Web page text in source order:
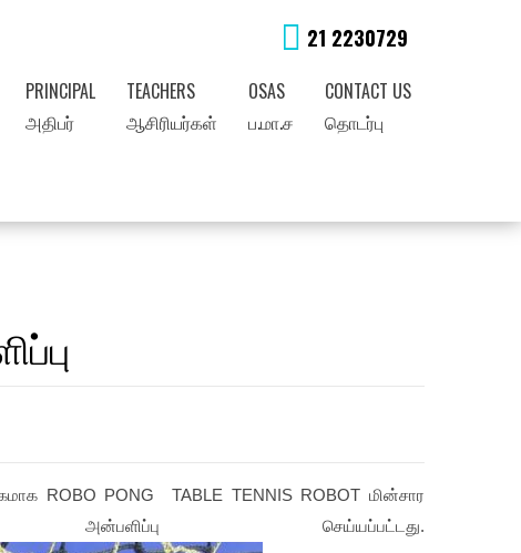
21 2230729
PRINCIPAL
அதிபர்
TEACHERS
ஆசிரியர்கள்
OSAS
ப.மா.ச
CONTACT US
தொடர்பு
ROBO PONG TABLE TENNIS ROBOT மின்சார
செய்யப்பட்டது.